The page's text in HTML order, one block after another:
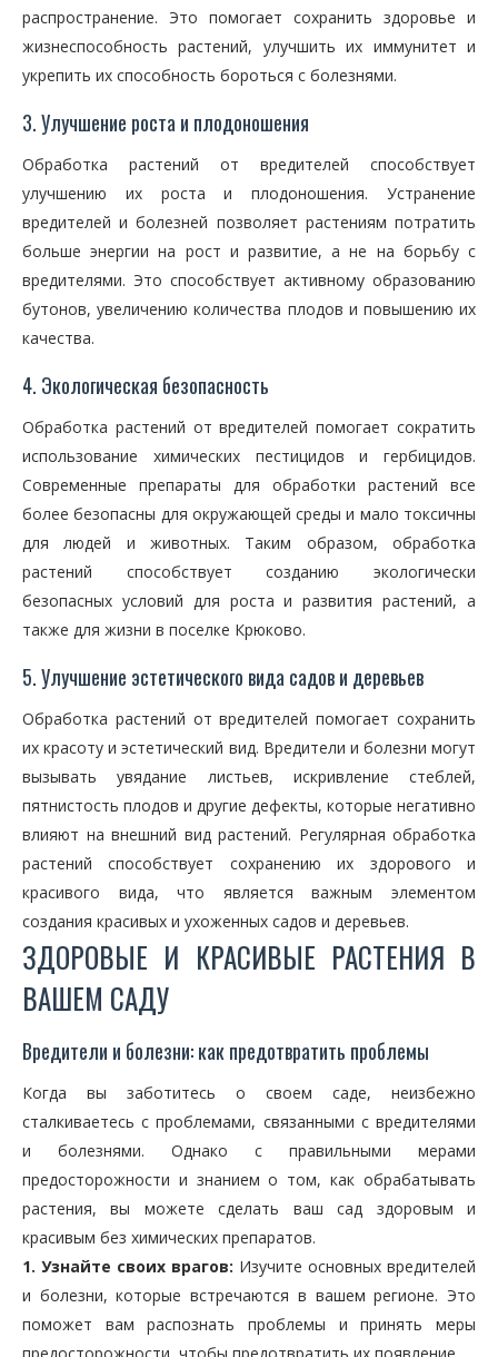
распространение. Это помогает сохранить здоровье и
жизнеспособность растений, улучшить их иммунитет и
укрепить их способность бороться с болезнями.
3. Улучшение роста и плодоношения
Обработка растений от вредителей способствует
улучшению их роста и плодоношения. Устранение
вредителей и болезней позволяет растениям потратить
больше энергии на рост и развитие, а не на борьбу с
вредителями. Это способствует активному образованию
бутонов, увеличению количества плодов и повышению их
качества.
4. Экологическая безопасность
Обработка растений от вредителей помогает сократить
использование химических пестицидов и гербицидов.
Современные препараты для обработки растений все
более безопасны для окружающей среды и мало токсичны
для людей и животных. Таким образом, обработка
растений способствует созданию экологически
безопасных условий для роста и развития растений, а
также для жизни в поселке Крюково.
5. Улучшение эстетического вида садов и деревьев
Обработка растений от вредителей помогает сохранить
их красоту и эстетический вид. Вредители и болезни могут
вызывать увядание листьев, искривление стеблей,
пятнистость плодов и другие дефекты, которые негативно
влияют на внешний вид растений. Регулярная обработка
растений способствует сохранению их здорового и
красивого вида, что является важным элементом
создания красивых и ухоженных садов и деревьев.
ЗДОРОВЫЕ И КРАСИВЫЕ РАСТЕНИЯ В
ВАШЕМ САДУ
Вредители и болезни: как предотвратить проблемы
Когда вы заботитесь о своем саде, неизбежно
сталкиваетесь с проблемами, связанными с вредителями
и болезнями. Однако с правильными мерами
предосторожности и знанием о том, как обрабатывать
растения, вы можете сделать ваш сад здоровым и
красивым без химических препаратов.
1. Узнайте своих врагов: Изучите основных вредителей
и болезни, которые встречаются в вашем регионе. Это
поможет вам распознать проблемы и принять меры